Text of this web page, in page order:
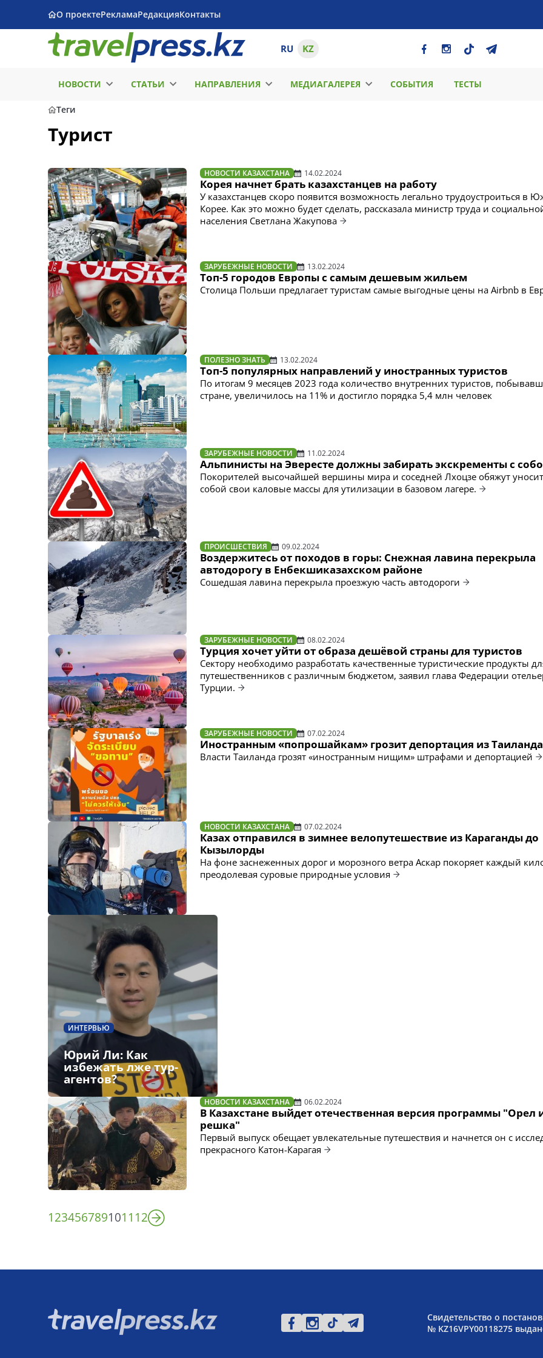
О проектеРекламаРедакцияКонтакты
RU KZ
НОВОСТИ СТАТЬИ НАПРАВЛЕНИЯ МЕДИАГАЛЕРЕЯ СОБЫТИЯ ТЕСТЫ
Теги
Турист
НОВОСТИ КАЗАХСТАНА 14.02.2024
Корея начнет брать казахстанцев на работу
У казахстанцев скоро появится возможность легально трудоустроиться в
Корее. Как это можно будет сделать, рассказала министр труда и
населения Светлана Жакупова
ЗАРУБЕЖНЫЕ НОВОСТИ 13.02.2024
Топ-5 городов Европы с самым дешевым жильем
Столица Польши предлагает туристам самые выгодные цены на Airbnb в
ПОЛЕЗНО ЗНАТЬ 13.02.2024
Топ-5 популярных направлений у иностранных туристов
По итогам 9 месяцев 2023 года количество внутренних туристов,
стране, увеличилось на 11% и достигло порядка 5,4 млн человек
ЗАРУБЕЖНЫЕ НОВОСТИ 11.02.2024
Альпинисты на Эвересте должны забирать экскременты с
Покорителей высочайшей вершины мира и соседней Лхоцзе обяжут
собой свои каловые массы для утилизации в базовом лагере.
ПРОИСШЕСТВИЯ 09.02.2024
Воздержитесь от походов в горы:️ Снежная лавина перекрыла
автодорогу в Енбекшиказахском районе
Сошедшая лавина перекрыла проезжую часть автодороги
ЗАРУБЕЖНЫЕ НОВОСТИ 08.02.2024
Турция хочет уйти от образа дешёвой страны для туристов
Сектору необходимо разработать качественные туристические продукты
путешественников с различным бюджетом, заявил глава Федерации
Турции.
ЗАРУБЕЖНЫЕ НОВОСТИ 07.02.2024
Иностранным «попрошайкам» грозит депортация из Таиланда
Власти Таиланда грозят «иностранным нищим» штрафами и депортацией
НОВОСТИ КАЗАХСТАНА 07.02.2024
Казах отправился в зимнее велопутешествие из Караганды до
Кызылорды
На фоне заснеженных дорог и морозного ветра Аскар покоряет каждый
преодолевая суровые природные условия
ИНТЕРВЬЮ
Юрий Ли: Как
избежать лже тур-
агентов?
НОВОСТИ КАЗАХСТАНА 06.02.2024
В Казахстане выйдет отечественная версия программы "Орел
решка"
Первый выпуск обещает увлекательные путешествия и начнется он с
прекрасного Катон-Карагая
1234567891011 12
Свидетельство о
№ KZ16VPY00118275